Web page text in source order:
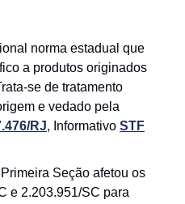
norma estadual que
a produtos originados
se de tratamento
e vedado pela
RJ, Informativo STF
Seção afetou os
e 2.203.951/SC para